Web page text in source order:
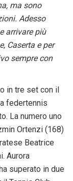
ma sono
Adesso
arrivare più
Caserta e per
sempre con
in tre set con il
federtennis
La numero uno
Ortenzi (168)
Beatrice
Aurora
superato in due